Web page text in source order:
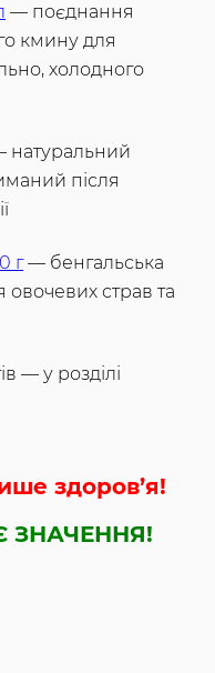
— поєднання
кмину для
холодного
після
г— бенгальська
овочевих страв та
— у розділі
здоров’я!
ЗНАЧЕННЯ!